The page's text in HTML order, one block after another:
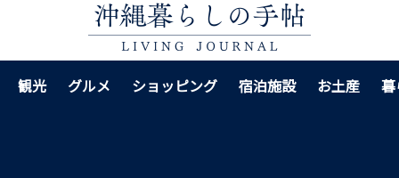
観光 グルメ ショッピング 宿泊施設 お土産